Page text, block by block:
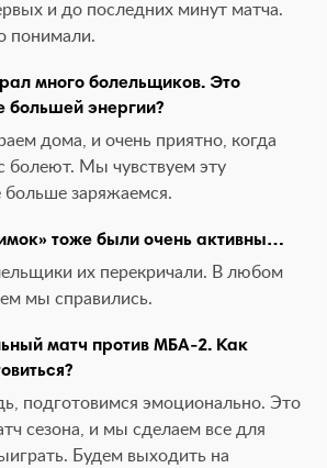
и до последних минут матча.
понимали.
много болельщиков. Это
энергии?
дома, и очень приятно, когда
болеют. Мы чувствуем эту
заряжаемся.
тоже были очень активны…
их перекричали. В любом
мы справились.
матч против МБА-2. Как
подготовимся эмоционально. Это
сезона, и мы сделаем все для
Будем выходить на